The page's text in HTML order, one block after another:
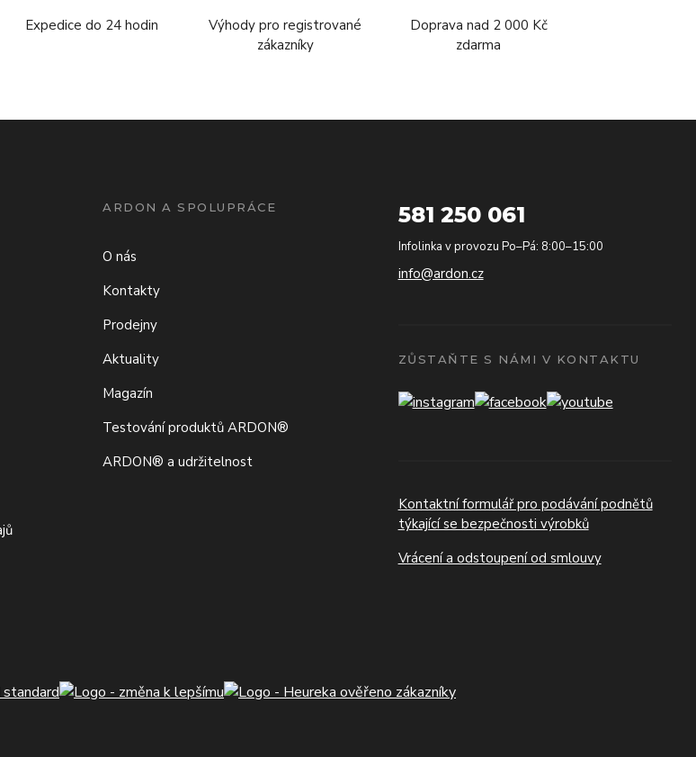
Expedice do 24 hodin
Výhody pro registrované
zákazníky
Doprava nad 2 000 Kč
zdarma
ARDON A SPOLUPRÁCE
O nás
Kontakty
Prodejny
Aktuality
Magazín
Testování produktů ARDON®
ARDON® a udržitelnost
581 250 061
Infolinka v provozu Po–Pá: 8:00–15:00
info@ardon.cz
ZŮSTAŇTE S NÁMI V KONTAKTU
Kontaktní formulář pro podávání podnětů
týkající se bezpečnosti výrobků
Vrácení a odstoupení od smlouvy